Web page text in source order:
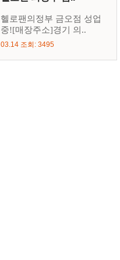
헬로팬의정부 금오점 성업
중![매장주소]경기 의..
03.14 조회: 3495